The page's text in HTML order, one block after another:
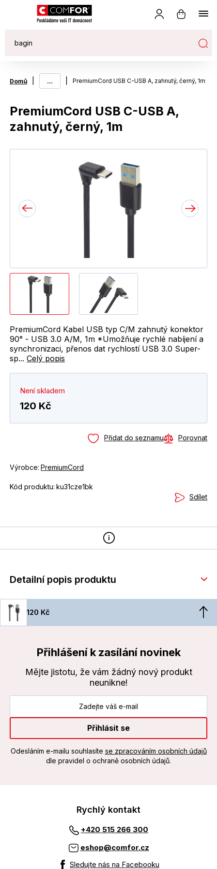
Domů ... PremiumCord USB C-USB A, zahnutý, černý, 1m
PremiumCord USB C-USB A,
zahnutý, černý, 1m
PremiumCord Kabel USB typ C/M zahnutý konektor
90° - USB 3.0 A/M, 1m *Umožňuje rychlé nabíjení a
synchronizaci, přenos dat rychlostí USB 3.0 Super-
sp... Celý popis
Není skladem
120 Kč
Přidat do seznamu Porovnat
Výrobce: PremiumCord
Kód produktu: ku31cze1bk
Sdílet
Detailní popis produktu
120 Kč
Přihlášení k zasílání novinek
Mějte jistotu, že vám žádný nový produkt
neunikne!
Přihlásit se
Odesláním e-mailu souhlasíte se zpracováním osobních údajů
dle pravidel o ochraně osobních údajů.
Rychlý kontakt
+420 515 266 300
eshop@comfor.cz
Sledujte nás na Facebooku